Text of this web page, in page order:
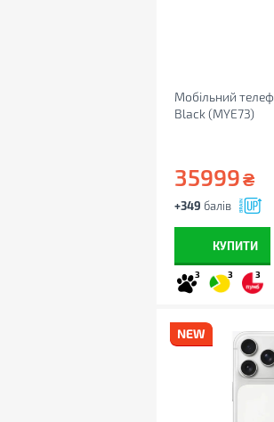
Мобільний
Black (MYE73)
35999₴
+349 балів
КУПИТИ
3 3 3